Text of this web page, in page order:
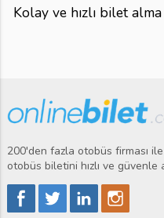
Kolay ve hızlı bilet alma
200'den fazla otobüs firması
otobüs biletini hızlı ve güvenle